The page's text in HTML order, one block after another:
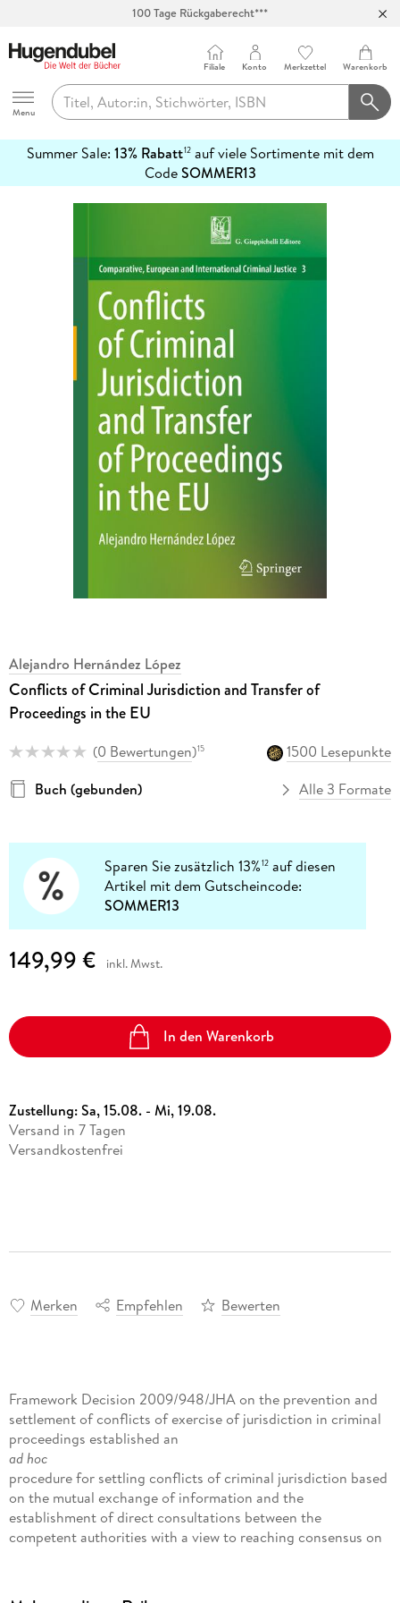
100 Tage Rückgaberecht***
Hugendubel
Menu
Filiale Konto Merkzettel Warenkorb
Summer Sale: 13% Rabatt12auf viele Sortimente mit dem
CodeSOMMER13
erfahren
Alejandro Hernández López
Conflicts of Criminal Jurisdiction and Transfer of
Proceedings in the EU
(0 Bewertungen)15
1500 Lesepunkte
Buch (gebunden)
Alle 3 Formate
Sparen Sie zusätzlich 13%12 auf diesen
Artikel mit dem Gutscheincode:
SOMMER13
149,99 € inkl. Mwst.
In den Warenkorb
Zustellung:Sa, 15.08. - Mi, 19.08.
Versand in 7 Tagen
Versandkostenfrei
Merken Empfehlen Bewerten
Framework Decision 2009/948/JHA on the prevention and
settlement of conflicts of exercise of jurisdiction in criminal
proceedings established an
ad hoc
procedure for settling conflicts of criminal jurisdiction based
on the mutual exchange of information and the
establishment of direct consultations between the
competent authorities with a view to reaching consensus on
rules for the transfer of proceedings (which can occur after